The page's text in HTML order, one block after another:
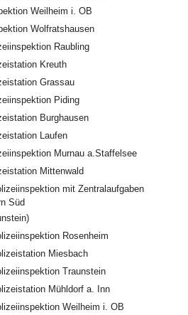
Weilheim i. OB
Wolfratshausen
Raubling
Kreuth
Grassau
Piding
Burghausen
Laufen
Murnau a.Staffelsee
Mittenwald
mit Zentralaufgaben
Süd
Rosenheim
Miesbach
Traunstein
Mühldorf a. Inn
Weilheim i. OB